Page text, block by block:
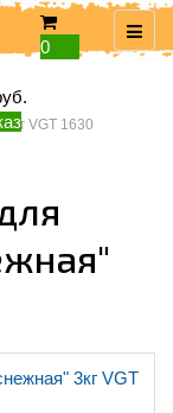
0
VGT 1630